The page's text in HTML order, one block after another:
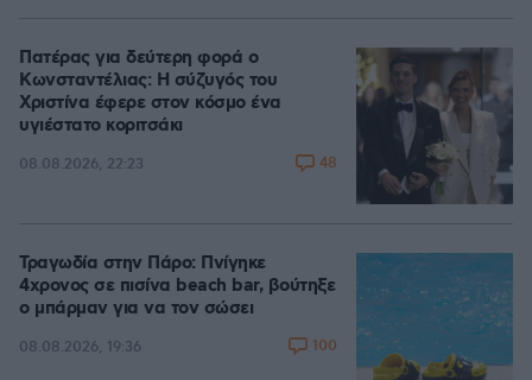
Πατέρας για δεύτερη φορά ο
Κωνσταντέλιας: Η σύζυγός του
Χριστίνα έφερε στον κόσμο ένα
υγιέστατο κοριτσάκι
08.08.2026, 22:23 48
Τραγωδία στην Πάρο: Πνίγηκε
4χρονος σε πισίνα beach bar, βούτηξε
ο μπάρμαν για να τον σώσει
08.08.2026, 19:36 100